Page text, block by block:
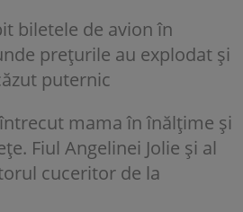
biletele de avion în
prețurile au explodat și
puternic
mama în înălțime și
Fiul Angelinei Jolie și al
cuceritor de la